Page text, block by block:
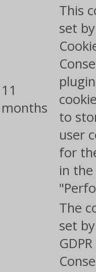
11
months
This
set
to
user
for
in
The
set